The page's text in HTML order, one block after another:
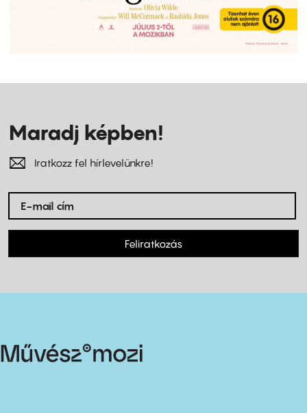
Maradj képben!
Iratkozz fel hírlevelünkre!
Feliratkozás